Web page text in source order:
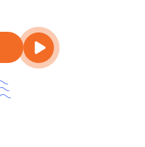
Video giới thiệu